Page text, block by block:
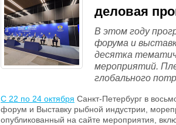
деловая
В этом году
форума и
десятка
мероприятий.
глобального
С 22 по 24 октября Санкт-Петербург в
форум и Выставку рыбной индустрии,
опубликованный на сайте мероприятия,